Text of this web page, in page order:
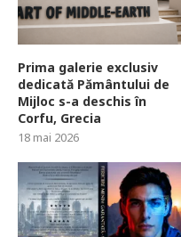
Prima galerie exclusiv
dedicată Pământului de
Mijloc s-a deschis în
Corfu, Grecia
18 mai 2026